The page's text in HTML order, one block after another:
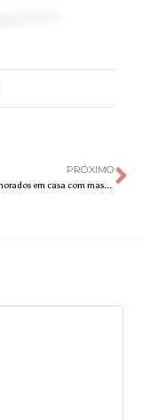
PRÓXIMO
Dia dos Namorados em casa com massas e vinhos da Cantina Tia Lina